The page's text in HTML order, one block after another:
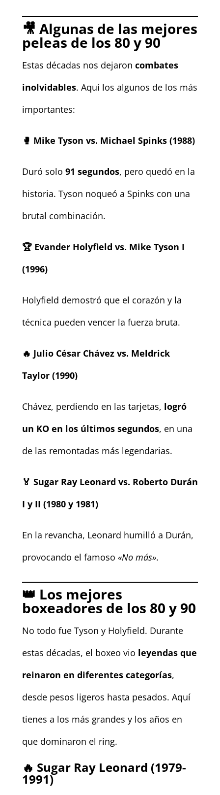
🎥 Algunas de las mejores
peleas de los 80 y 90
Estas décadas nos dejaron combates
inolvidables. Aquí los algunos de los más
importantes:
🥊 Mike Tyson vs. Michael Spinks (1988)
Duró solo 91 segundos, pero quedó en la
historia. Tyson noqueó a Spinks con una
brutal combinación.
🏆Evander Holyfield vs. Mike Tyson I
(1996)
Holyfield demostró que el corazón y la
técnica pueden vencer la fuerza bruta.
🔥 Julio César Chávez vs. Meldrick
Taylor (1990)
Chávez, perdiendo en las tarjetas, logró
un KO en los últimos segundos, en una
de las remontadas más legendarias.
🏅 Sugar Ray Leonard vs. Roberto Durán
I y II (1980 y 1981)
En la revancha, Leonard humilló a Durán,
provocando el famoso «No más».
👑 Los mejores
boxeadores de los 80 y 90
No todo fue Tyson y Holyfield. Durante
estas décadas, el boxeo vio leyendas que
reinaron en diferentes categorías,
desde pesos ligeros hasta pesados. Aquí
tienes a los más grandes y los años en
que dominaron el ring.
🔥 Sugar Ray Leonard (1979-
1991)